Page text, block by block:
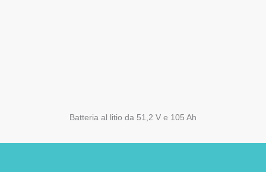
Batteria al litio da 51,2 V e 105 Ah